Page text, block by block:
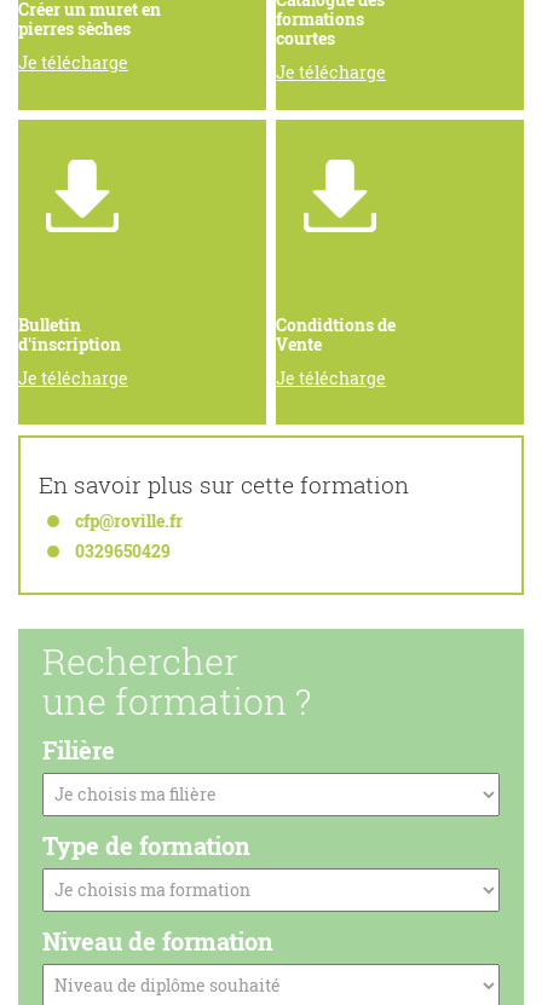
Créer un muret en
pierres sèches
Je télécharge
formations
courtes
Je télécharge
Bulletin
d'inscription
Je télécharge
Condidtions de
Vente
Je télécharge
En savoir plus sur cette formation
cfp@roville.fr
0329650429
Rechercher
une formation ?
Filière
Type de formation
Niveau de formation